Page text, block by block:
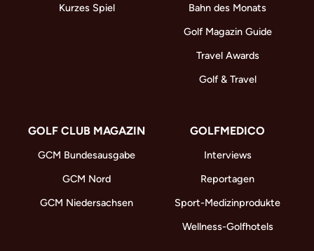
Kurzes Spiel
Bahn des Monats
Golf Magazin Guide
Travel Awards
Golf & Travel
GOLF CLUB MAGAZIN
GCM Bundesausgabe
GCM Nord
GCM Niedersachsen
GOLFMEDICO
Interviews
Reportagen
Sport-Medizinprodukte
Wellness-Golfhotels